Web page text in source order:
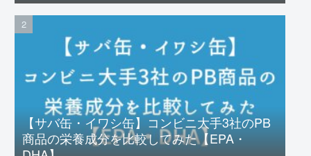
【サバ缶・イワシ缶】コンビニ大手3社のPB
商品の栄養成分を比較してみた【EPA・